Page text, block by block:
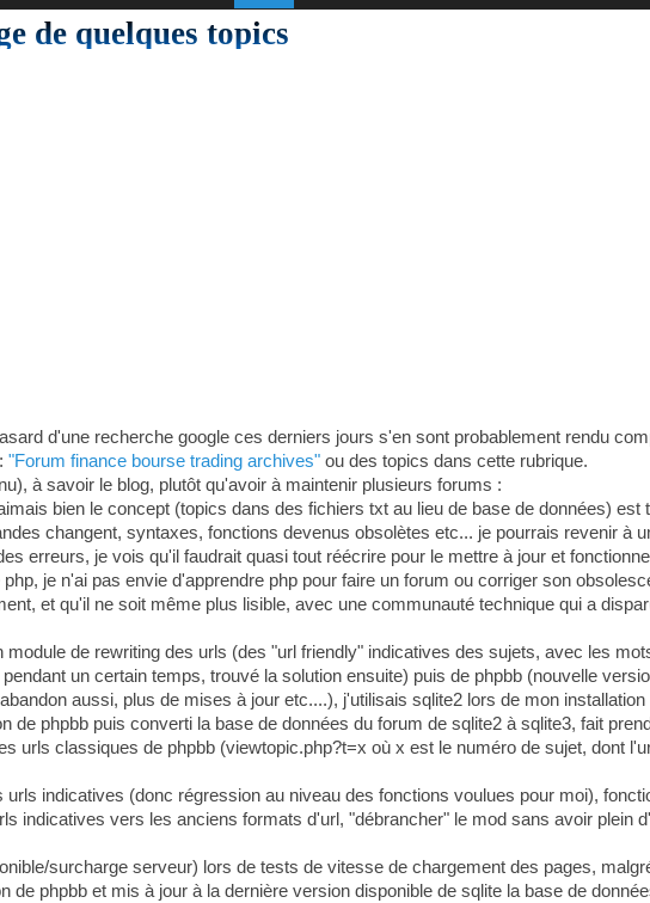
de quelques topics
d'une recherche google ces derniers jours s'en sont probablement rendu
"Forum finance bourse trading archives"ou des topics dans cette rubrique.
à savoir le blog, plutôt qu'avoir à maintenir plusieurs forums :
bien le concept (topics dans des fichiers txt au lieu de base de données) est
changent, syntaxes, fonctions devenus obsolètes etc... je pourrais revenir à
erreurs, je vois qu'il faudrait quasi tout réécrire pour le mettre à jour et
je n'ai pas envie d'apprendre php pour faire un forum ou corriger son
et qu'il ne soit même plus lisible, avec une communauté technique qui a
de rewriting des urls (des "url friendly" indicatives des sujets, avec les
un certain temps, trouvé la solution ensuite) puis de phpbb (nouvelle
aussi, plus de mises à jour etc....), j'utilisais sqlite2 lors de mon
phpbb puis converti la base de données du forum de sqlite2 à sqlite3, fait
urls classiques de phpbb (viewtopic.php?t=x où x est le numéro de sujet, dont
indicatives (donc régression au niveau des fonctions voulues pour moi),
indicatives vers les anciens formats d'url, "débrancher" le mod sans avoir plein
surcharge serveur) lors de tests de vitesse de chargement des pages,
phpbb et mis à jour à la dernière version disponible de sqlite la base de